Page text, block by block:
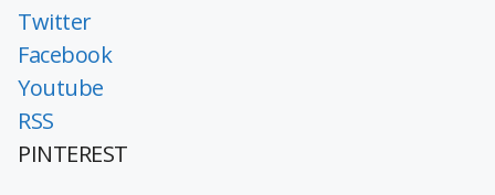
Twitter
Facebook
Youtube
RSS
PINTEREST